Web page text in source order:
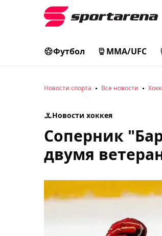
Футбол MMA/UFC
Новости спорта Все новости
Новости хоккея
Соперник
двумя